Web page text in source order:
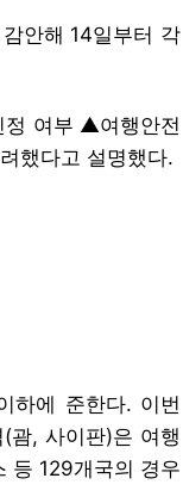
안해 14일부터 각
정 여부 ▲여행안전
했다고 설명했다.
하에 준한다. 이번
괌, 사이판)은 여행
등 129개국의 경우